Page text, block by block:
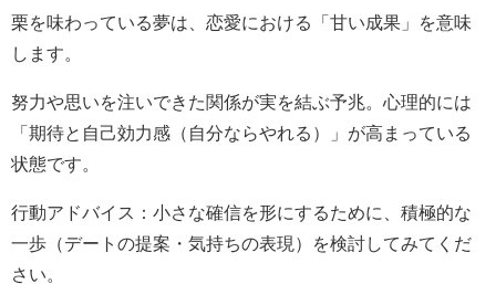
栗を味わっている夢は、恋愛における「甘い成果」を意味
します。
努力や思いを注いできた関係が実を結ぶ予兆。心理的には
「期待と自己効力感（自分ならやれる）」が高まっている
状態です。
行動アドバイス：小さな確信を形にするために、積極的な
一歩（デートの提案・気持ちの表現）を検討してみてくだ
さい。